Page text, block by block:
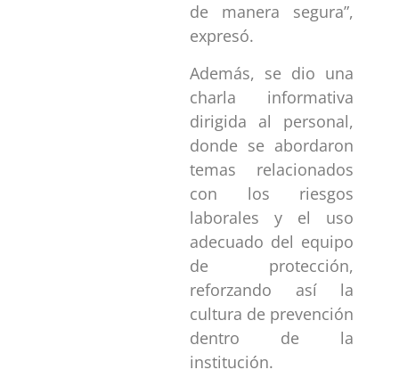
de manera segura”,
expresó.
Además, se dio una
charla informativa
dirigida al personal,
donde se abordaron
temas relacionados
con los riesgos
laborales y el uso
adecuado del equipo
de protección,
reforzando así la
cultura de prevención
dentro de la
institución.